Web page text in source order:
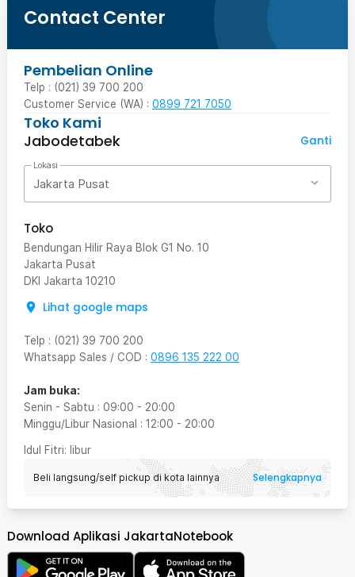
Contact Center
Pembelian Online
Telp : (021) 39 700 200
Customer Service (WA) : 0899 721 7050
Toko Kami
Jabodetabek
Ganti
Lokasi
Jakarta Pusat
Toko
Bendungan Hilir Raya Blok G1 No. 10
Jakarta Pusat
DKI Jakarta 10210
Lihat google maps
Telp : (021) 39 700 200
Whatsapp Sales / COD : 0896 135 222 00
Jam buka:
Senin - Sabtu : 09:00 - 20:00
Minggu/Libur Nasional : 12:00 - 20:00
Idul Fitri: libur
Beli langsung/self pickup di kota lainnya Selengkapnya
Download Aplikasi JakartaNotebook